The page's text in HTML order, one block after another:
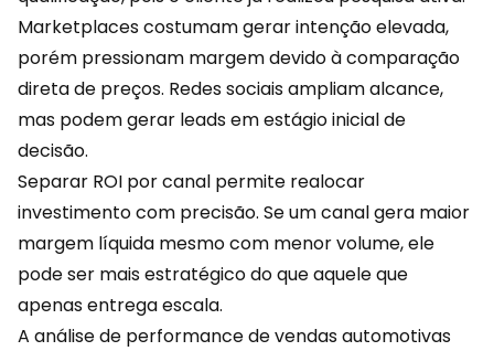
Marketplaces costumam gerar intenção elevada,
porém pressionam margem devido à comparação
direta de preços. Redes sociaisampliam alcance,
mas podem gerar leads em estágio inicial de
decisão.
Separar ROI por canal permite realocar
investimento com precisão. Se um canal gera maior
margem líquida mesmo com menor volume, ele
pode ser mais estratégico do que aquele que
apenas entrega escala.
A análise de performance de vendas automotivas